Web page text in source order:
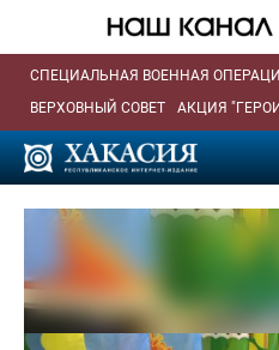
СПЕЦИАЛЬНАЯ ВОЕННАЯ
ВЕРХОВНЫЙ СОВЕТ
АКЦИЯ